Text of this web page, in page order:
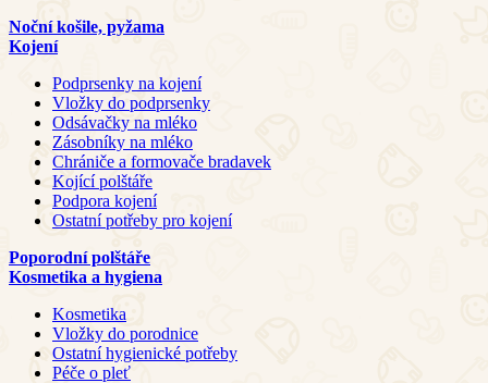
Noční košile, pyžama
Kojení
Podprsenky na kojení
Vložky do podprsenky
Odsávačky na mléko
Zásobníky na mléko
Chrániče a formovače bradavek
Kojící polštáře
Podpora kojení
Ostatní potřeby pro kojení
Poporodní polštáře
Kosmetika a hygiena
Kosmetika
Vložky do porodnice
Ostatní hygienické potřeby
Péče o pleť